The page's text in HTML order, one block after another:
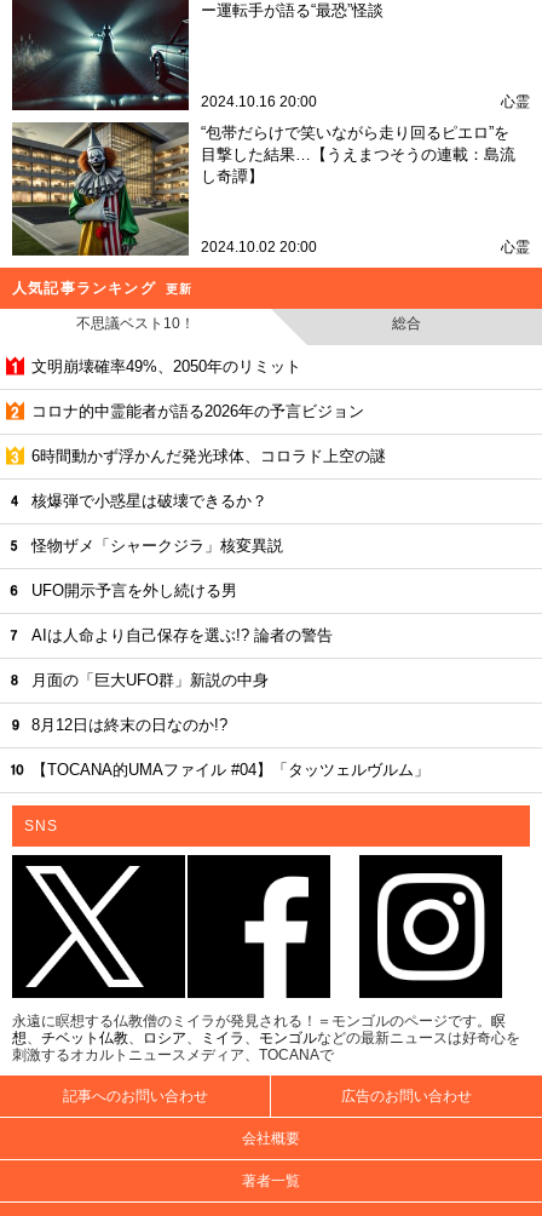
ー運転手が語る“最恐”怪談
2024.10.16 20:00 心霊
“包帯だらけで笑いながら走り回るピエロ”を
目撃した結果…【うえまつそうの連載：島流
し奇譚】
2024.10.02 20:00 心霊
人気記事ランキング 更新
不思議ベスト10！ 総合
文明崩壊確率49%、2050年のリミット
コロナ的中霊能者が語る2026年の予言ビジョン
6時間動かず浮かんだ発光球体、コロラド上空の謎
核爆弾で小惑星は破壊できるか？
怪物ザメ「シャークジラ」核変異説
UFO開示予言を外し続ける男
AIは人命より自己保存を選ぶ!? 論者の警告
月面の「巨大UFO群」新説の中身
8月12日は終末の日なのか!?
【TOCANA的UMAファイル #04】「タッツェルヴルム」
SNS
永遠に瞑想する仏教僧のミイラが発見される！＝モンゴルのページです。 瞑
想、 チベット仏教、 ロシア、 ミイラ 、 モンゴルなどの最新ニュースは好奇心を
刺激するオカルトニュースメディア、TOCANAで
記事へのお問い合わせ 広告のお問い合わせ
会社概要
著者一覧